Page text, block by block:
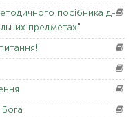
посібника д-
предметах"
Бога